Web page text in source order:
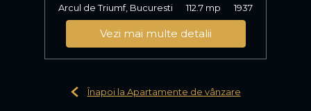
Arcul de Triumf, Bucuresti
112.7 mp 1937
Vezi mai multe detalii
Înapoi la Apartamente de vânzare